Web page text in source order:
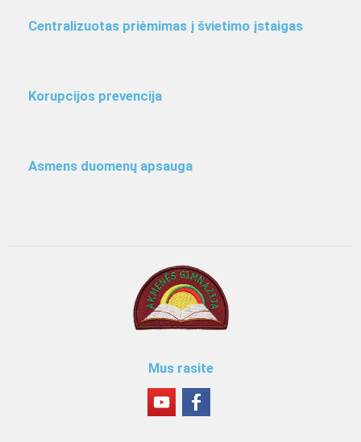
Centralizuotas priėmimas į švietimo įstaigas
Korupcijos prevencija
Asmens duomenų apsauga
Mus rasite